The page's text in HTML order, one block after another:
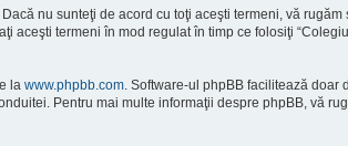
nu sunteţi de acord cu toţi aceşti termeni, vă rugăm
aceşti termeni în mod regulat în timp ce folosiţi
la www.phpbb.com . Software-ul phpBB facilitează
Pentru mai multe informaţii despre phpBB, vă